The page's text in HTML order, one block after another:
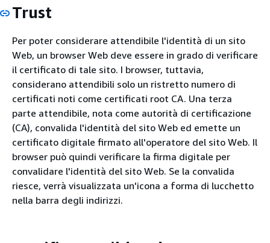
Trust
Per poter considerare attendibile l'identità di un sito
Web, un browser Web deve essere in grado di verificare
il certificato di tale sito. I browser, tuttavia,
considerano attendibili solo un ristretto numero di
certificati noti come certificati root CA. Una terza
parte attendibile, nota come autorità di certificazione
(CA), convalida l'identità del sito Web ed emette un
certificato digitale firmato all'operatore del sito Web. Il
browser può quindi verificare la firma digitale per
convalidare l'identità del sito Web. Se la convalida
riesce, verrà visualizzata un'icona a forma di lucchetto
nella barra degli indirizzi.